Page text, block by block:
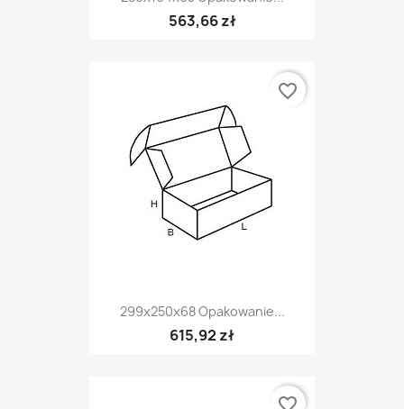
563,66 zł
299x250x68 Opakowanie...
615,92 zł
favorite_border
favorite_border